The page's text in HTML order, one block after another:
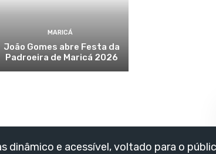
MARICÁ
João Gomes abre Festa da
Padroeira de Maricá 2026
dinâmico e acessível, voltado para o